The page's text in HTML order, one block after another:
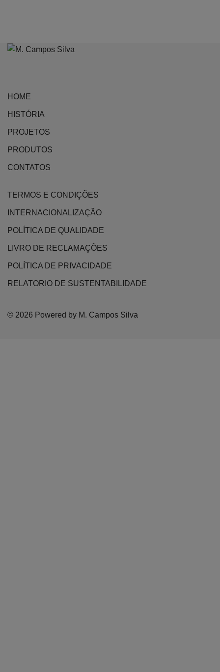
HOME
HISTÓRIA
PROJETOS
PRODUTOS
CONTATOS
TERMOS E CONDIÇÕES
INTERNACIONALIZAÇÃO
POLÍTICA DE QUALIDADE
LIVRO DE RECLAMAÇÕES
POLÍTICA DE PRIVACIDADE
RELATORIO DE SUSTENTABILIDADE
© 2026 Powered by M. Campos Silva